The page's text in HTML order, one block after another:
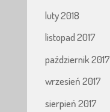
luty 2018
listopad 2017
październik 2017
wrzesień 2017
sierpień 2017